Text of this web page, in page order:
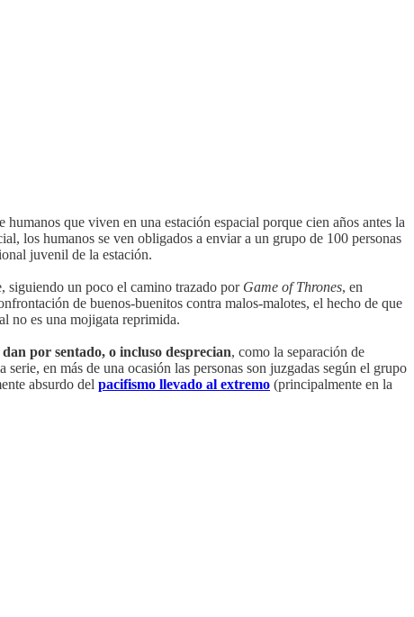
que viven en una estación espacial porque cien años antes la
los humanos se ven obligados a enviar a un grupo de 100 personas
juvenil de la estación.
siguiendo un poco el camino trazado por Game of Thrones, en
de buenos-buenitos contra malos-malotes, el hecho de que
no es una mojigata reprimida.
por sentado, o incluso desprecian, como la separación de
en más de una ocasión las personas son juzgadas según el grupo
absurdo del pacifismo llevado al extremo (principalmente en la